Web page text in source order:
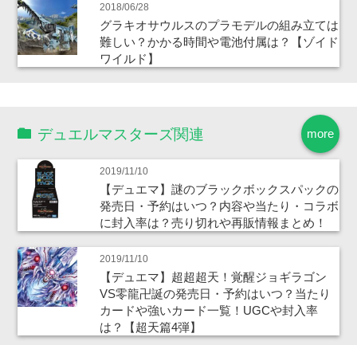
2018/06/28
グラキオサウルスのプラモデルの組み立ては
難しい？かかる時間や電池付属は？【ゾイド
ワイルド】
more
デュエルマスターズ関連
2019/11/10
【デュエマ】謎のブラックボックスパックの
発売日・予約はいつ？内容や当たり・コラボ
に封入率は？売り切れや再販情報まとめ！
2019/11/10
【デュエマ】超超超天！覚醒ジョギラゴン
VS零龍卍誕の発売日・予約はいつ？当たり
カードや強いカード一覧！UGCや封入率
は？【超天篇4弾】